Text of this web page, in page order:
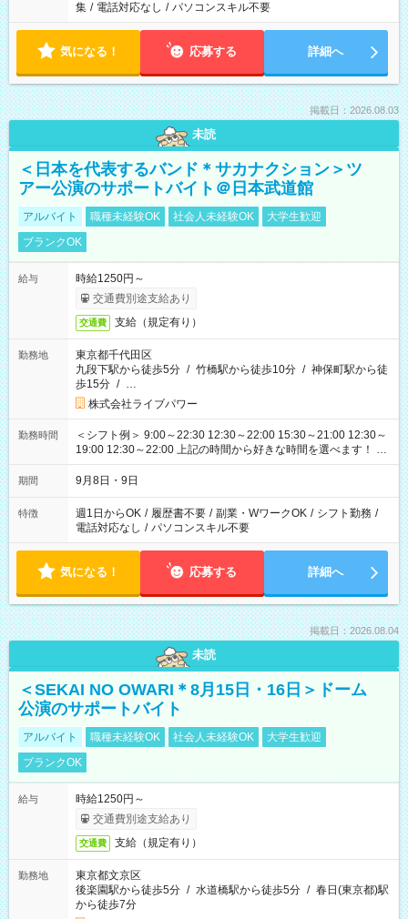
集 / 電話対応なし / パソコンスキル不要
気になる！ 応募する 詳細へ
掲載日：2026.08.03
未読
＜日本を代表するバンド＊サカナクション＞ツ
アー公演のサポートバイト＠日本武道館
アルバイト 職種未経験OK 社会人未経験OK
大学生歓迎
ブランクOK
給与
時給1250円～
交通費別途支給あり
交通費 支給（規定有り）
勤務地
東京都千代田区
九段下駅から徒歩5分 / 竹橋駅から徒歩10分 / 神保町駅から徒
歩15分 / …
株式会社ライブパワー
勤務時間
＜シフト例＞ 9:00～22:30 12:30～22:00 15:30～21:00 12:30～
19:00 12:30～22:00 上記の時間から好きな時間を選べます！ ※
時間は変更となる可能性があります
期間 9月8日・9日
特徴 週1日からOK / 履歴書不要 / 副業・WワークOK / シフト勤務 /
電話対応なし / パソコンスキル不要
気になる！ 応募する 詳細へ
掲載日：2026.08.04
未読
＜SEKAI NO OWARI＊8月15日・16日＞ドーム
公演のサポートバイト
アルバイト 職種未経験OK 社会人未経験OK
大学生歓迎
ブランクOK
給与
時給1250円～
交通費別途支給あり
交通費 支給（規定有り）
勤務地
東京都文京区
後楽園駅から徒歩5分 / 水道橋駅から徒歩5分 / 春日(東京都)駅
から徒歩7分